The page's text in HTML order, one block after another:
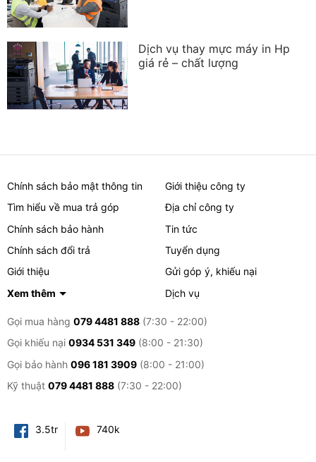
Dịch vụ thay mực máy in Hp
giá rẻ – chất lượng
Chính sách bảo mật thông tin
Tìm hiểu về mua trả góp
Chính sách bảo hành
Chính sách đổi trả
Giới thiệu
Xem thêm
Giới thiệu công ty
Địa chỉ công ty
Tin tức
Tuyển dụng
Gửi góp ý, khiếu nại
Dịch vụ
Gọi mua hàng 079 4481 888 (7:30 - 22:00)
Gọi khiếu nại 0934 531 349 (8:00 - 21:30)
Gọi bảo hành 096 181 3909 (8:00 - 21:00)
Kỹ thuật 079 4481 888 (7:30 - 22:00)
3.5tr 740k